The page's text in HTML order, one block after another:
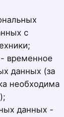
с
временное
данных (за
необходима
данных -